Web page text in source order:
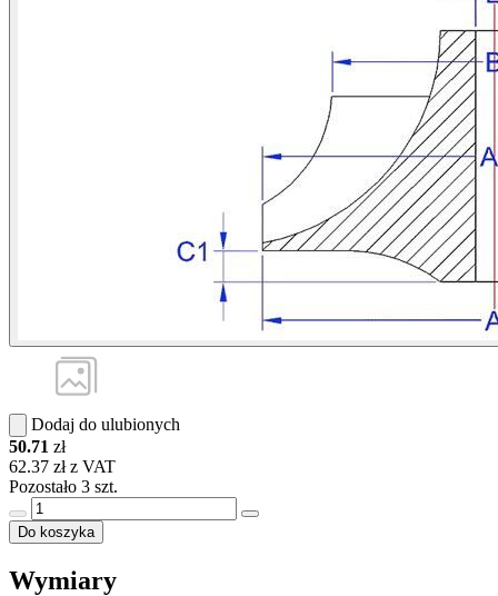
Dodaj do ulubionych
50.71 zł
62.37 zł z VAT
Pozostało 3 szt.
Do koszyka
Wymiary